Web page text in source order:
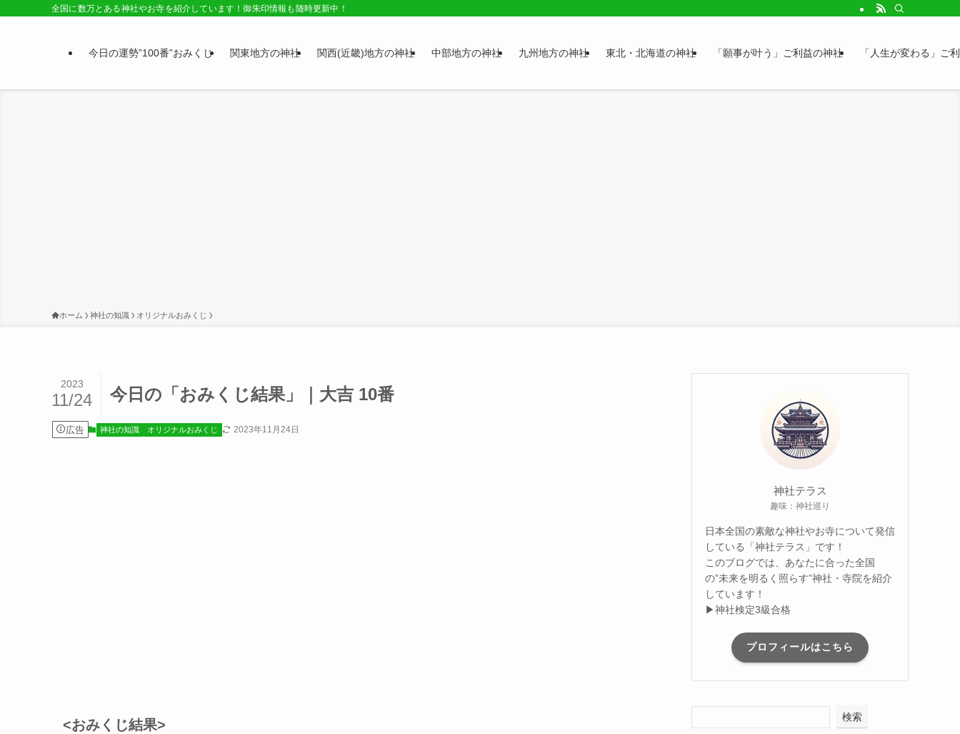
全国に数万とある神社やお寺を紹介しています！御朱印情報も随時更新中！
今日の運勢”100番”おみくじ 関東地方の神社 関西(近畿)地方の神社 中部地方の神社 九州地方の神社 東北・北海道の神社 「願事が叶う」ご利益の神社 「人生が変わる」ご
ホーム 神社の知識 オリジナルおみくじ
今日の「おみくじ結果」｜大吉 10番
2023
11/24
広告 神社の知識 オリジナルおみくじ 2023年11月24日
<おみくじ結果>
神社テラス
趣味：神社巡り
日本全国の素敵な神社やお寺について発信
している「神社テラス」です！
このブログでは、あなたに合った全国
の”未来を明るく照らす”神社・寺院を紹介
しています！
▶神社検定3級合格
プロフィールはこちら
検索